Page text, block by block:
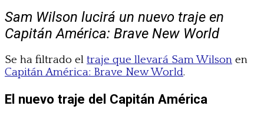
Sam Wilson lucirá un nuevo traje en
Capitán América: Brave New World
Se ha filtrado el traje que llevará Sam Wilson en
Capitán América: Brave New World.
El nuevo traje del Capitán América